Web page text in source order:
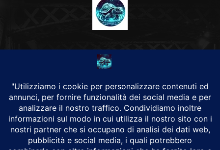
CHI SIAMO
Alground Geopolitica e Cyberwarfare.
Da una idea di Brunilde Trizio
Alground fa parte del Gruppo Trizio